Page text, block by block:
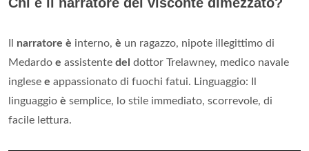
narratore è interno, è un ragazzo, nipote illegittimo di
Medardo e assistente del dottor Trelawney, medico navale
inglese e appassionato di fuochi fatui. Linguaggio: Il
linguaggio è semplice, lo stile immediato, scorrevole, di
facile lettura.